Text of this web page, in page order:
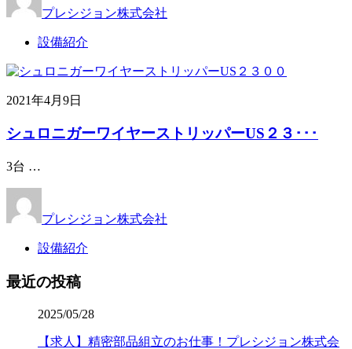
プレシジョン株式会社
設備紹介
2021年4月9日
シュロニガーワイヤーストリッパーUS２３･･･
3台 …
プレシジョン株式会社
設備紹介
最近の投稿
2025/05/28
【求人】精密部品組立のお仕事！プレシジョン株式会